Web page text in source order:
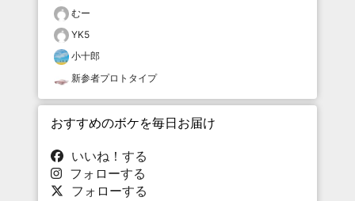
むー
YK5
小十郎
新参者プロトタイプ
おすすめのボケを毎日お届け
いいね！する
フォローする
フォローする